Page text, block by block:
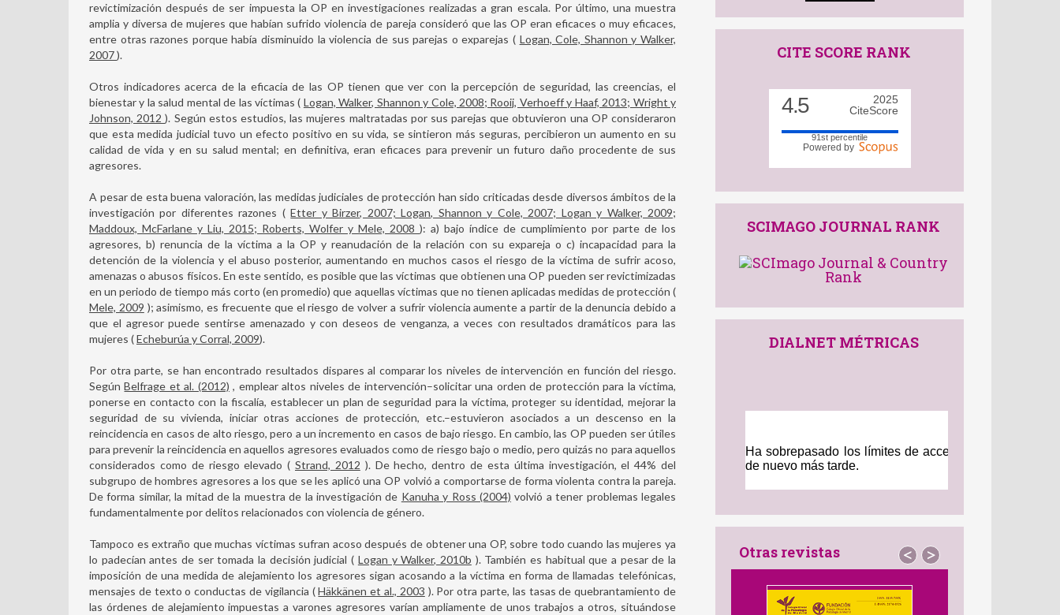
revictimización después de ser impuesta la OP en investigaciones realizadas a gran escala. Por último, una muestra
amplia y diversa de mujeres que habían sufrido violencia de pareja consideró que las OP eran eficaces o muy eficaces,
entre otras razones porque había disminuido la violencia de sus parejas o exparejas ( Logan, Cole, Shannon y Walker,
2007).
Otros indicadores acerca de la eficacia de las OP tienen que ver con la percepción de seguridad, las creencias, el
bienestar y la salud mental de las víctimas ( Logan, Walker, Shannon y Cole, 2008; Rooij, Verhoeff y Haaf, 2013; Wright y
Johnson, 2012). Según estos estudios, las mujeres maltratadas por sus parejas que obtuvieron una OP consideraron
que esta medida judicial tuvo un efecto positivo en su vida, se sintieron más seguras, percibieron un aumento en su
calidad de vida y en su salud mental; en definitiva, eran eficaces para prevenir un futuro daño procedente de sus
agresores.
A pesar de esta buena valoración, las medidas judiciales de protección han sido criticadas desde diversos ámbitos de la
investigación por diferentes razones (Etter y Birzer, 2007; Logan, Shannon y Cole, 2007; Logan y Walker, 2009;
Maddoux, McFarlane y Liu, 2015; Roberts, Wolfer y Mele, 2008 ): a) bajo índice de cumplimiento por parte de los
agresores, b) renuncia de la víctima a la OP y reanudación de la relación con su expareja o c) incapacidad para la
detención de la violencia y el abuso posterior, aumentando en muchos casos el riesgo de la víctima de sufrir acoso,
amenazas o abusos físicos. En este sentido, es posible que las víctimas que obtienen una OP pueden ser revictimizadas
en un periodo de tiempo más corto (en promedio) que aquellas víctimas que no tienen aplicadas medidas de protección (
Mele, 2009 ); asimismo, es frecuente que el riesgo de volver a sufrir violencia aumente a partir de la denuncia debido a
que el agresor puede sentirse amenazado y con deseos de venganza, a veces con resultados dramáticos para las
mujeres (Echeburúa y Corral, 2009).
Por otra parte, se han encontrado resultados dispares al comparar los niveles de intervención en función del riesgo.
SegúnBelfrage et al. (2012) , emplear altos niveles de intervención–solicitar una orden de protección para la víctima,
ponerse en contacto con la fiscalía, establecer un plan de seguridad para la víctima, proteger su identidad, mejorar la
seguridad de su vivienda, iniciar otras acciones de protección, etc.–estuvieron asociados a un descenso en la
reincidencia en casos de alto riesgo, pero a un incremento en casos de bajo riesgo. En cambio, las OP pueden ser útiles
para prevenir la reincidencia en aquellos agresores evaluados como de riesgo bajo o medio, pero quizás no para aquellos
considerados como de riesgo elevado ( Strand, 2012 ). De hecho, dentro de esta última investigación, el 44% del
subgrupo de hombres agresores a los que se les aplicó una OP volvió a comportarse de forma violenta contra la pareja.
De forma similar, la mitad de la muestra de la investigación de Kanuha y Ross (2004) volvió a tener problemas legales
fundamentalmente por delitos relacionados con violencia de género.
Tampoco es extraño que muchas víctimas sufran acoso después de obtener una OP, sobre todo cuando las mujeres ya
lo padecían antes de ser tomada la decisión judicial ( Logan y Walker, 2010b ). También es habitual que a pesar de la
imposición de una medida de alejamiento los agresores sigan acosando a la víctima en forma de llamadas telefónicas,
mensajes de texto o conductas de vigilancia (Häkkänen et al., 2003 ). Por otra parte, las tasas de quebrantamiento de
las órdenes de alejamiento impuestas a varones agresores varían ampliamente de unos trabajos a otros, situándose
4.5
2025
CiteScore
91st percentile
SCIMAGO JOURNAL RANK
Otras revistas <